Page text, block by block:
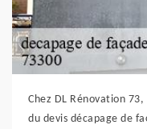
Chez DL Rénovation
du devis décapage de